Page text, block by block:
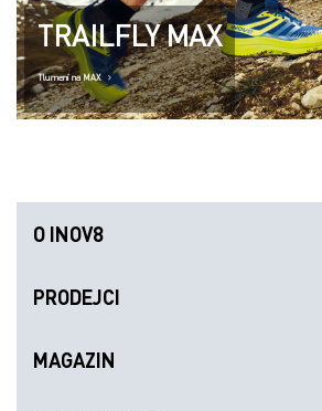
TRAILFLY MAX
Tlumení na MAX
O INOV8
PRODEJCI
MAGAZIN